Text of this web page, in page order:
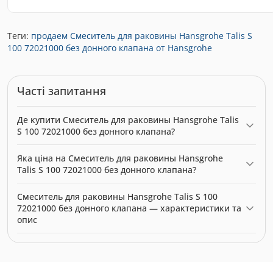
Теги: продаем Смеситель для раковины Hansgrohe Talis S
100 72021000 без донного клапана от Hansgrohe
Часті запитання
Де купити Смеситель для раковины Hansgrohe Talis
S 100 72021000 без донного клапана?
донного клапана можна купити в нашому інтернет-магазині
за ціною 8891.00 грн. Категорія:
Яка ціна на Смеситель для раковины Hansgrohe
Talis S 100 72021000 без донного клапана?
100 72021000 без донного клапана — 8891.00 грн. Виробник:
Hansgrohe.
Смеситель для раковины Hansgrohe Talis S 100
72021000 без донного клапана — характеристики та
опис